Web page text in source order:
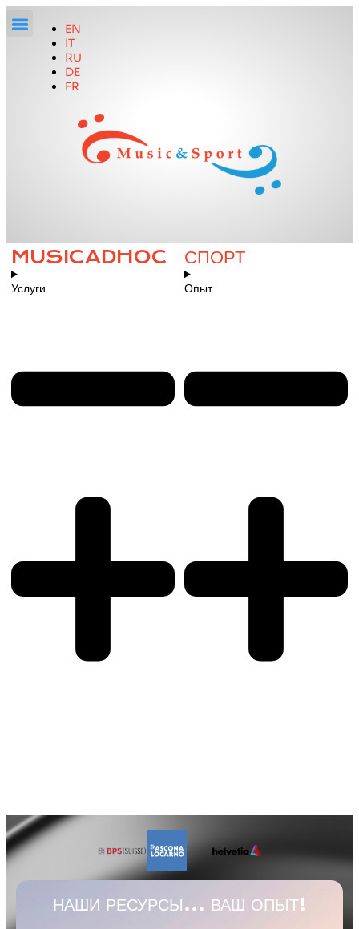
EN
IT
RU
DE
FR
MUSICADHOC
Услуги
СПОРТ
Опыт
НАШИ РЕСУРСЫ... ВАШ ОПЫТ!